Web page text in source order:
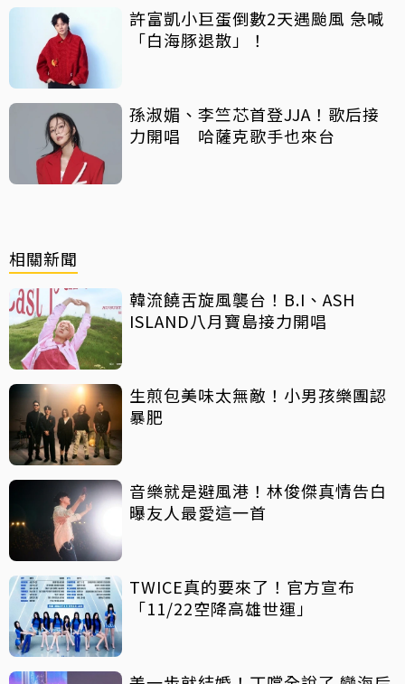
許富凱小巨蛋倒數2天遇颱風 急喊
「白海豚退散」！
孫淑媚、李竺芯首登JJA！歌后接
力開唱 哈薩克歌手也來台
相關新聞
韓流饒舌旋風襲台！B.I、ASH
ISLAND八月寶島接力開唱
生煎包美味太無敵！小男孩樂團認
暴肥
音樂就是避風港！林俊傑真情告白
曝友人最愛這一首
TWICE真的要來了！官方宣布
「11/22空降高雄世運」